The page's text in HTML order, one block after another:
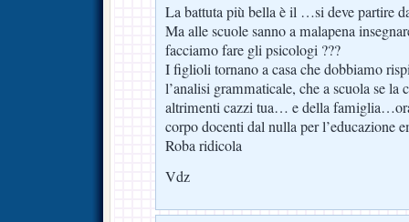
La battuta più bella è il …si deve partire
Ma alle scuole sanno a malapena
facciamo fare gli psicologi ???
I figlioli tornano a casa che dobbiamo
l’analisi grammaticale, che a scuola se la
altrimenti cazzi tua… e della
corpo docenti dal nulla per l’educazione
Roba ridicola
Vdz